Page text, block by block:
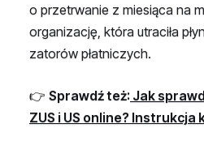
o przetrwanie z miesiąca na
organizację, która utraciła
zatorów płatniczych.
👉 Sprawdź też: Jak
ZUS i US online? Instrukcja